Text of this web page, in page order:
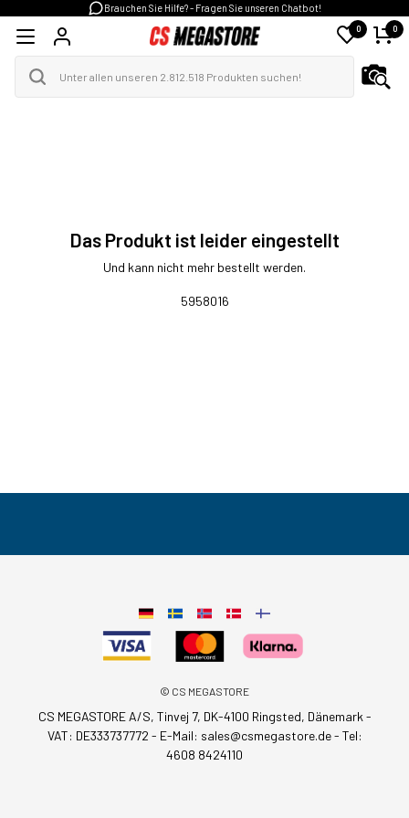
Brauchen Sie Hilfe? - Fragen Sie unseren Chatbot!
0 0
Das Produkt ist leider eingestellt
Und kann nicht mehr bestellt werden.
5958016
© CS MEGASTORE
CS MEGASTORE A/S, Tinvej 7, DK-4100 Ringsted, Dänemark -
VAT: DE333737772 - E-Mail: sales@csmegastore.de- Tel:
4608 8424110